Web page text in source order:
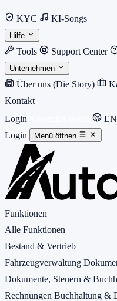
KYC KI-Songs
Hilfe
Tools Support Center
Unternehmen
Über uns (Die Story)
Kontakt
Login
EN
Login
Menü öffnen
Funktionen
Alle Funktionen
Bestand & Vertrieb
Fahrzeugverwaltung
Dokumente, Steuern &
Rechnungen Buchhaltung &